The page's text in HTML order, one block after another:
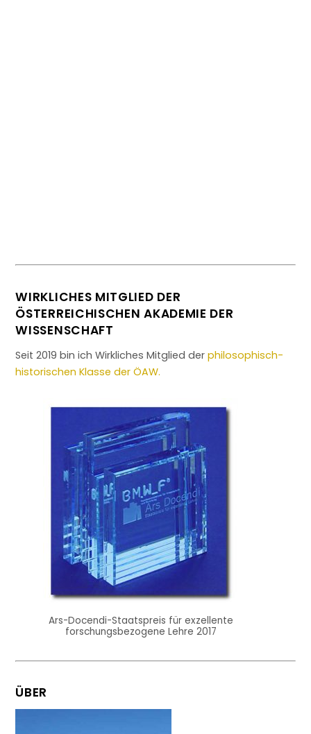
WIRKLICHES MITGLIED DER
ÖSTERREICHISCHEN AKADEMIE DER
WISSENSCHAFT
Seit 2019 bin ich Wirkliches Mitglied derphilosophisch-
historischen Klasse der ÖAW.
Ars-Docendi-Staatspreis für exzellente
forschungsbezogene Lehre 2017
ÜBER